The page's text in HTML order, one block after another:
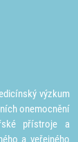
výzkum
onemocnění
přístroje a
a veřejného